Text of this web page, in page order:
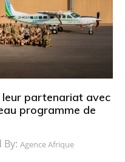
leur partenariat avec
programme de
By: Agence Afrique